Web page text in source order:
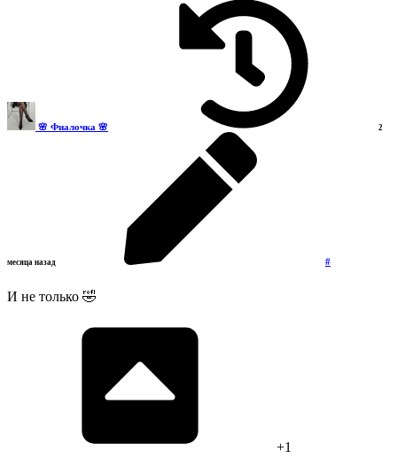
🌸 Фиалочка 🌸 2
месяца назад #
И не только 🤣
+1